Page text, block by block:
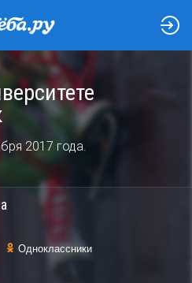
2017 года.
Одноклассники